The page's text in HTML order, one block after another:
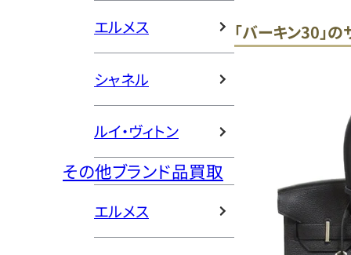
エルメス
シャネル
ルイ・ヴィトン
その他ブランド品買取
エルメス
「バーキン30」